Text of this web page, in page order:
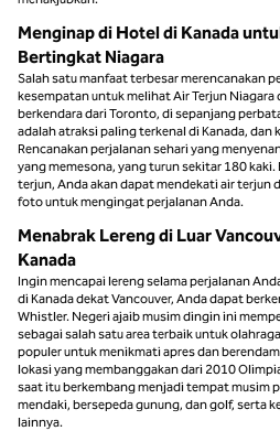
Menginap di Hotel di Kanada
Bertingkat Niagara
Salah satu manfaat terbesar merencanakan
kesempatan untuk melihat Air Terjun Niagara
berkendara dari Toronto, di sepanjang
adalah atraksi paling terkenal di Kanada, dan
Rencanakan perjalanan sehari yang
yang memesona, yang turun sekitar 180
terjun, Anda akan dapat mendekati air terjun
foto untuk mengingat perjalanan Anda.
Menabrak Lereng di Luar
Kanada
Ingin mencapai lereng selama perjalanan
di Kanada dekat Vancouver, Anda dapat
Whistler. Negeri ajaib musim dingin ini
sebagai salah satu area terbaik untuk
populer untuk menikmati apres dan
lokasi yang membanggakan dari 2010
saat itu berkembang menjadi tempat musim
mendaki, bersepeda gunung, dan golf, serta
lainnya.